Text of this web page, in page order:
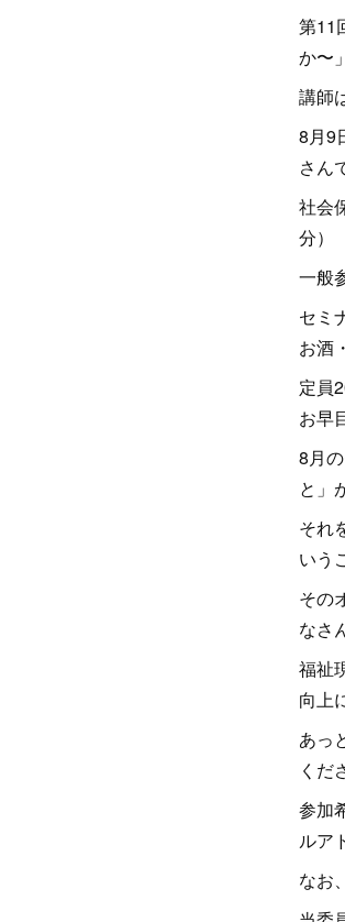
第11
か〜」
講師
8月9
さん
社会
分）
一般
セミ
お酒
定員
お早
8月
と」
それ
いう
その
なさ
福祉
向上
あっ
くだ
参加
ルア
なお